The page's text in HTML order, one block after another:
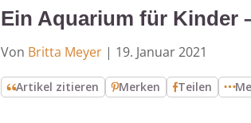
Ein Aquarium für Kinder
Von Britta Meyer | 19. Januar 2021
Artikel zitieren Merken Teilen